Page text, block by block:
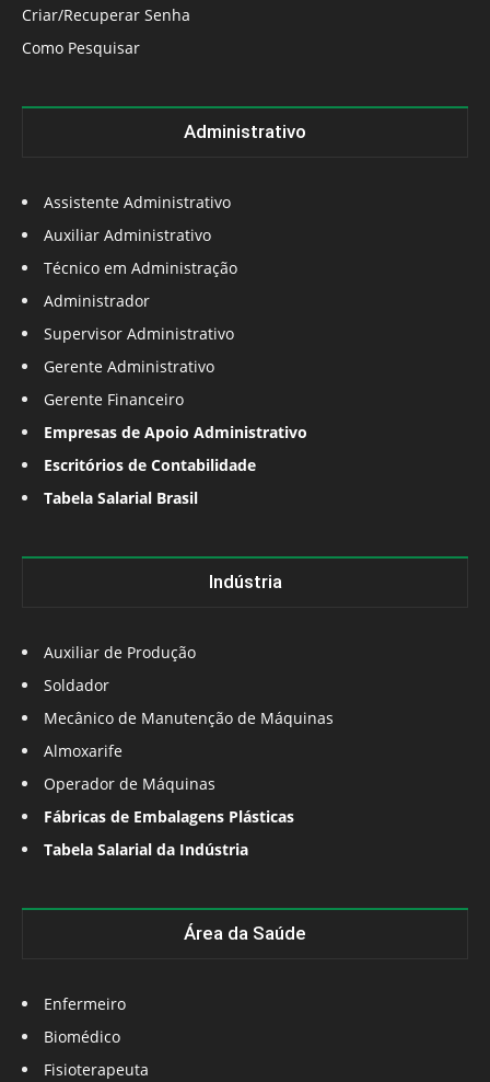
Criar/Recuperar Senha
Como Pesquisar
Administrativo
Assistente Administrativo
Auxiliar Administrativo
Técnico em Administração
Administrador
Supervisor Administrativo
Gerente Administrativo
Gerente Financeiro
Empresas de Apoio Administrativo
Escritórios de Contabilidade
Tabela Salarial Brasil
Indústria
Auxiliar de Produção
Soldador
Mecânico de Manutenção de Máquinas
Almoxarife
Operador de Máquinas
Fábricas de Embalagens Plásticas
Tabela Salarial da Indústria
Área da Saúde
Enfermeiro
Biomédico
Fisioterapeuta